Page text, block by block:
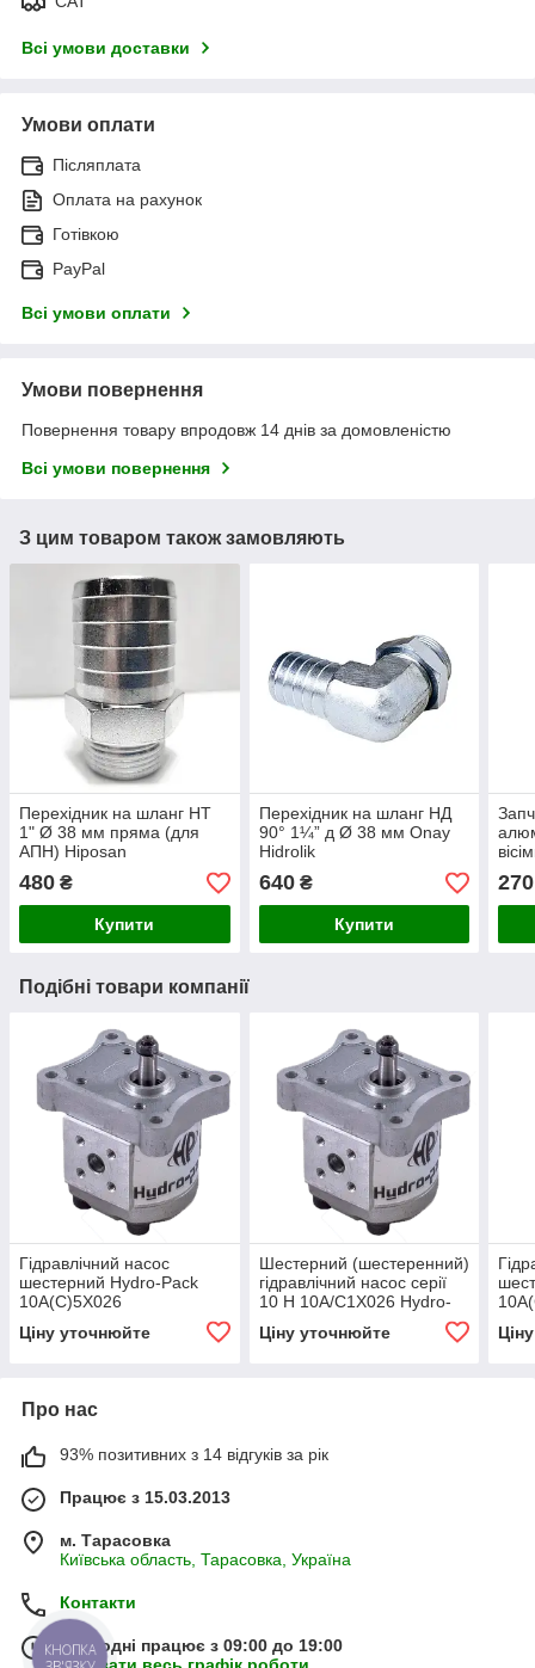
Всі умови доставки
Умови оплати
Післяплата
Оплата на рахунок
Готівкою
PayPal
Всі умови оплати
Умови повернення
Повернення товару впродовж 14 днів за домовленістю
Всі умови повернення
З цим товаром також замовляють
Перехідник на шланг НТ
1" Ø 38 мм пряма (для
АПН) Hiposan
480 ₴
Купити
Перехідник на шланг НД
90° 1¼” д Ø 38 мм Onay
Hidrolik
640₴
Купити
270
Подібні товари компанії
Гідравлічний насос
шестерний Hydro-Pack
10A(C)5X026
Ціну уточнюйте
Шестерний (шестеренний)
гідравлічний насос серії
10 H 10A/C1X026 Hydro-
Ціну уточнюйте
Про нас
93% позитивних з 14 відгуків за рік
Працює з 15.03.2013
м. Тарасовка
Київська область, Тарасовка, Україна
Контакти
Сьогодні працює з 09:00 до 19:00
КНОПКА